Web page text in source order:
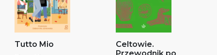
Tutto Mio
Celtowie.